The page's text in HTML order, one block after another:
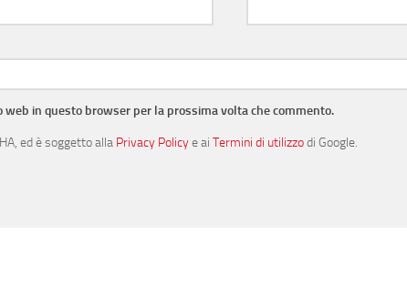
web in questo browser per la prossima volta che commento.
ed è soggetto alla Privacy Policye ai Termini di utilizzodi Google.